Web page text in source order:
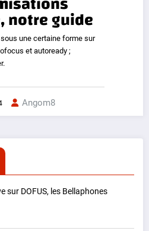
notre guide
une certaine forme sur
et autoready ;
Angom8
sur DOFUS, les Bellaphones